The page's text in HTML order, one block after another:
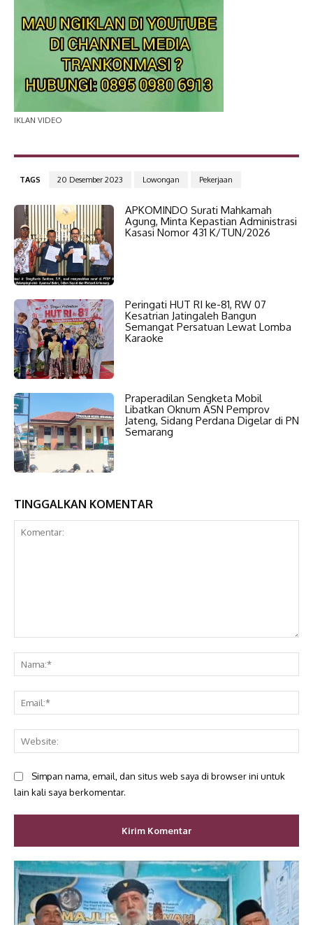
IKLAN VIDEO
TAGS 20 Desember 2023 Lowongan Pekerjaan
APKOMINDO Surati Mahkamah
Agung, Minta Kepastian Administrasi
Kasasi Nomor 431 K/TUN/2026
Peringati HUT RI ke-81, RW 07
Kesatrian Jatingaleh Bangun
Semangat Persatuan Lewat Lomba
Karaoke
Praperadilan Sengketa Mobil
Libatkan Oknum ASN Pemprov
Jateng, Sidang Perdana Digelar di PN
Semarang
TINGGALKAN KOMENTAR
Simpan nama, email, dan situs web saya di browser ini untuk
lain kali saya berkomentar.